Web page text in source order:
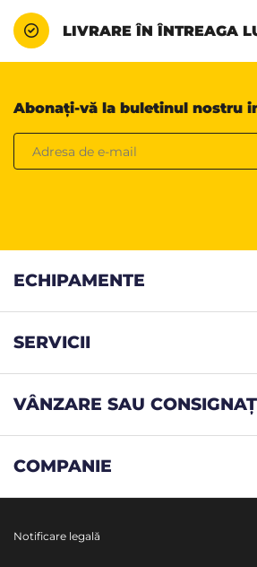
LIVRARE ÎN ÎNTREAGA
Abonați-vă la buletinul nostru
ECHIPAMENTE
SERVICII
VÂNZARE SAU
COMPANIE
Notificare legală